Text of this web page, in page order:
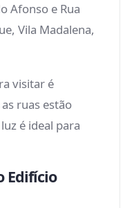
Afonso e Rua
Vila Madalena,
visitar é
ruas estão
é ideal para
Edifício